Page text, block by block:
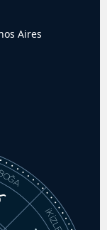
Aires
İKİZLER